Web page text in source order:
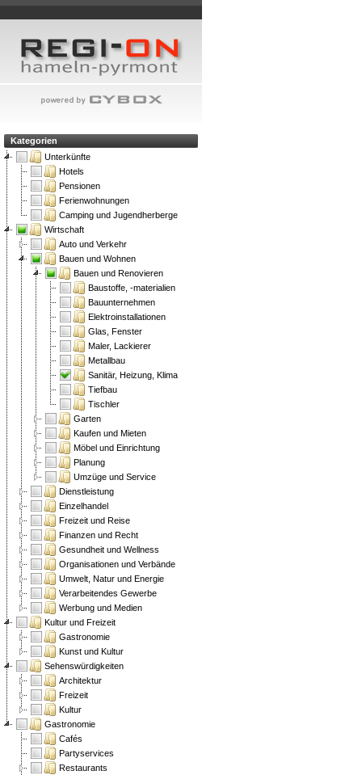
Kategorien
Unterkünfte
Hotels
Pensionen
Ferienwohnungen
Camping und Jugendherberge
Wirtschaft
Auto und Verkehr
Bauen und Wohnen
Bauen und Renovieren
Baustoffe, -materialien
Bauunternehmen
Elektroinstallationen
Glas, Fenster
Maler, Lackierer
Metallbau
Sanitär, Heizung, Klima
Tiefbau
Tischler
Garten
Kaufen und Mieten
Möbel und Einrichtung
Planung
Umzüge und Service
Dienstleistung
Einzelhandel
Freizeit und Reise
Finanzen und Recht
Gesundheit und Wellness
Organisationen und Verbände
Umwelt, Natur und Energie
Verarbeitendes Gewerbe
Werbung und Medien
Kultur und Freizeit
Gastronomie
Kunst und Kultur
Sehenswürdigkeiten
Architektur
Freizeit
Kultur
Gastronomie
Cafés
Partyservices
Restaurants